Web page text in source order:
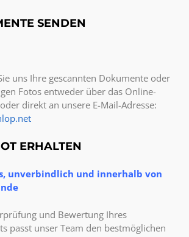
SENDEN
uns Ihre gescannten Dokumente oder
Fotos entweder über das Online-
direkt an unsere E-Mail-Adresse:
ERHALTEN
unverbindlich und innerhalb von
und Bewertung Ihres
passt unser Team den bestmöglichen